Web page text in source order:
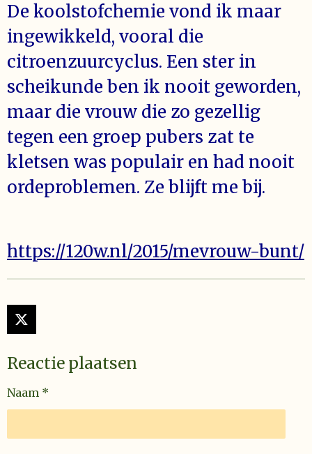
De koolstofchemie vond ik maar
ingewikkeld, vooral die
citroenzuurcyclus. Een ster in
scheikunde ben ik nooit geworden,
maar die vrouw die zo gezellig
tegen een groep pubers zat te
kletsen was populair en had nooit
ordeproblemen. Ze blijft me bij.
https://120w.nl/2015/mevrouw-bunt/
X
Reactie plaatsen
Naam *